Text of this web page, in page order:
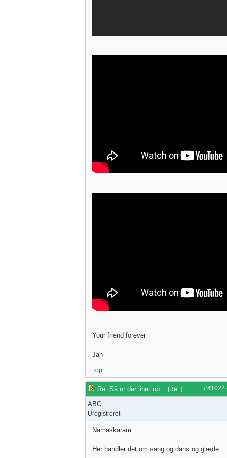
Your friend forever
Jan
Top
#41022
Re: Så er der linet op... [Re: ]
ABC
Uregistreret
Namaskaram...
Her handler det om sang og dans og glæde...